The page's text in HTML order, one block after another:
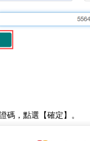
碼，點選【確定 】 。